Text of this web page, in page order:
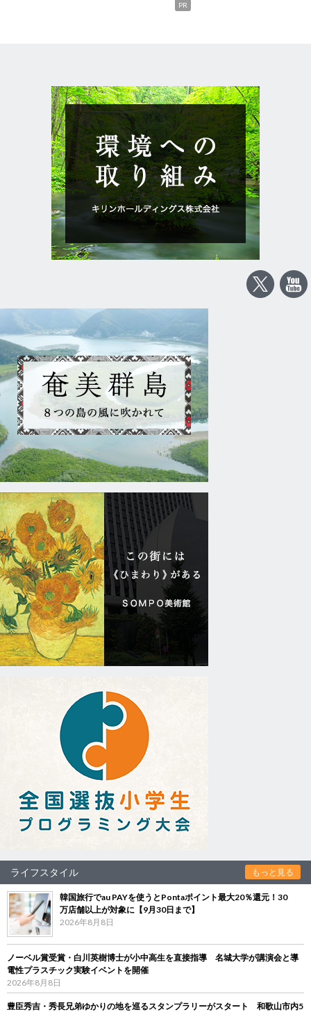
PR
ライフスタイル もっと見る
韓国旅行でau PAYを使うとPontaポイント最大20％還元！30
万店舗以上が対象に【9月30日まで】
2026年8月8日
ノーベル賞受賞・白川英樹博士が小中高生を直接指導 名城大学が講演会と導
電性プラスチック実験イベントを開催
2026年8月8日
豊臣秀吉・秀長兄弟ゆかりの地を巡るスタンプラリーがスタート 和歌山市内5